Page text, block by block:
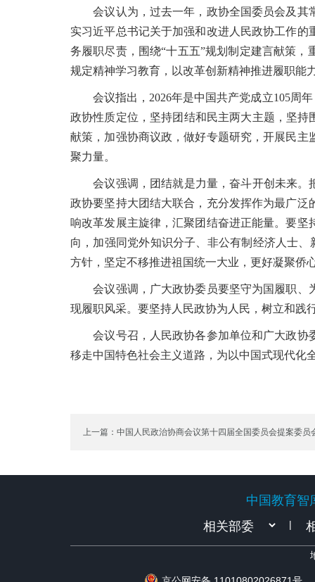
会议认为，过去一年，政协全国委员会及其
实习近平总书记关于加强和改进人民政协工作
务履职尽责，围绕“十五五”规划制定建言献策
规定精神学习教育，以改革创新精神推进履职能
会议指出，2026年是中国共产党成立105周年
政协性质定位，坚持团结和民主两大主题，坚
献策，加强协商议政，做好专题研究，开展民
聚力量。
会议强调，团结就是力量，奋斗开创未来。
政协要坚持大团结大联合，充分发挥作为最广
响改革发展主旋律，汇聚团结奋进正能量。要
向，加强同党外知识分子、非公有制经济人士
方针，坚定不移推进祖国统一大业，更好凝聚侨
会议强调，广大政协委员要坚守为国履职、
现履职风采。要坚持人民政协为人民，树立和践
会议号召，人民政协各参加单位和广大政协
移走中国特色社会主义道路，为以中国式现代化
上一篇：中国人民政治协商会议第十四届全国委员会提案委员
中国教育智
|